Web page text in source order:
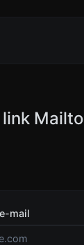
Mailto
mail